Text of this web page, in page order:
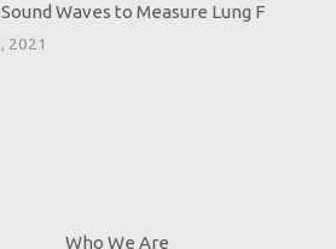
Waves to Measure Lung F
2021
Who We Are